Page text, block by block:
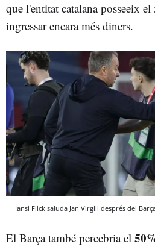
que l'entitat catalana posseeix
ingressar encara més diners.
Hansi Flick saluda Jan Virgili després del
El Barça també percebria el